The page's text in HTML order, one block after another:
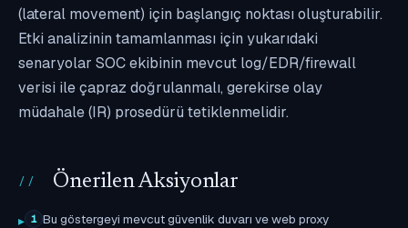
(lateral movement) için başlangıç noktası oluşturabilir.
Etki analizinin tamamlanması için yukarıdaki
senaryolar SOC ekibinin mevcut log/EDR/firewall
verisi ile çapraz doğrulanmalı, gerekirse olay
müdahale (IR) prosedürü tetiklenmelidir.
Önerilen Aksiyonlar
1 Bu göstergeyi mevcut güvenlik duvarı ve web proxy